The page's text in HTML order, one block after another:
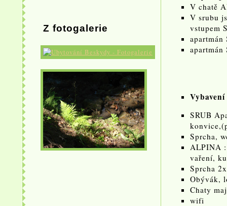
Z fotogalerie
V chatě
V srubu
vstupem
SRUB
Sprcha,
ALPINA
vaření,
Sprcha
Obývák,
Chaty
wifi